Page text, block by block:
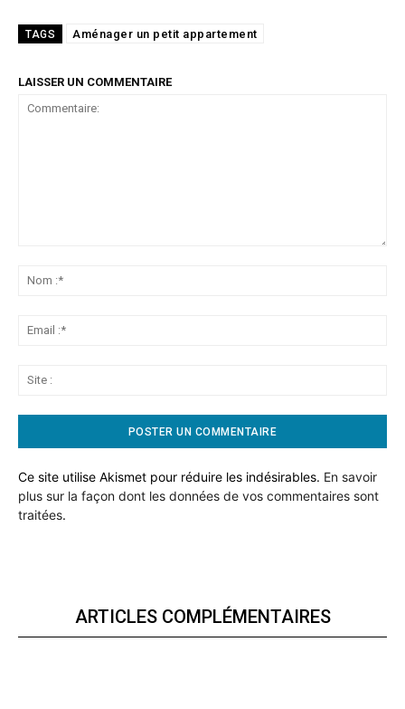
TAGS Aménager un petit appartement
LAISSER UN COMMENTAIRE
Ce site utilise Akismet pour réduire les indésirables. En savoir
plus sur la façon dont les données de vos commentaires sont
traitées.
ARTICLES COMPLÉMENTAIRES